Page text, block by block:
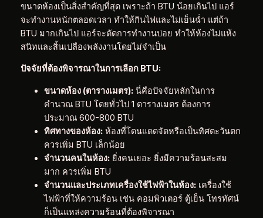
ขนาดห้องเป็นสิ่งสำคัญที่สุด เพราะถ้า BTU น้อยเกินไป แอร์
จะทำงานหนักตลอดเวลา ทำให้กินไฟและไม่เย็นฉ่ำ แต่ถ้า
BTU มากเกินไป แอร์จะตัดการทำงานบ่อย ทำให้ห้องไม่แห้ง
สนิทและสิ้นเปลืองพลังงานโดยไม่จำเป็น
ปัจจัยที่ต้องพิจารณาในการเลือก BTU:
ขนาดห้อง (ตารางเมตร):นี่คือปัจจัยหลักในการ
คำนวณ BTU โดยทั่วไป 1 ตารางเมตร ต้องการ
ประมาณ 600-800 BTU
ทิศทางของห้อง:ห้องที่โดนแดดจัดหรือเป็นทิศตะวันตก
ควรเพิ่ม BTU เล็กน้อย
จำนวนคนในห้อง:ยิ่งคนเยอะ ยิ่งมีความร้อนสะสม
มาก ควรเพิ่ม BTU
จำนวนและประเภทเครื่องใช้ไฟฟ้าในห้อง:เครื่องใช้
ไฟฟ้าที่ให้ความร้อน เช่น คอมพิวเตอร์ ตู้เย็น โทรทัศน์
ก็เป็นแหล่งความร้อนที่ต้องพิจารณา